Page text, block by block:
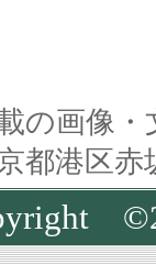
の画像
都港区